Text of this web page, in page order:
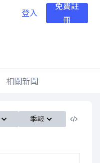
登入
免費註
冊
相關新聞
季報